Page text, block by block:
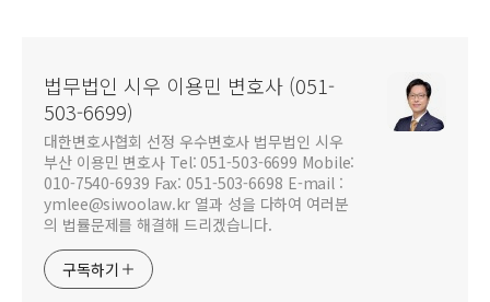
법무법인 시우 이용민 변호사 (051-
503-6699)
대한변호사협회 선정 우수변호사 법무법인 시우
부산 이용민 변호사 Tel: 051-503-6699 Mobile:
010-7540-6939 Fax: 051-503-6698 E-mail :
ymlee@siwoolaw.kr 열과 성을 다하여 여러분
의 법률문제를 해결해 드리겠습니다.
구독하기